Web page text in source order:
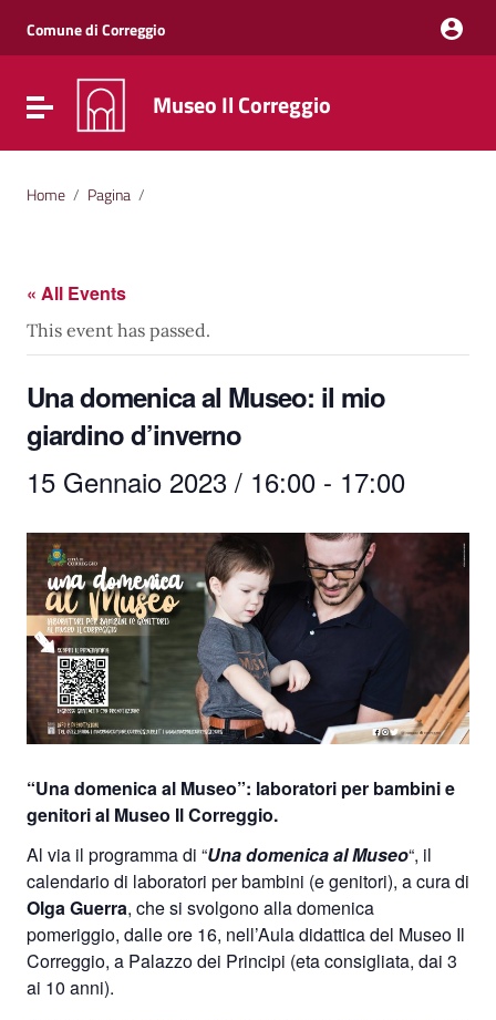
Vai al menu di navigazione
Vai al footer
Comune di Correggio
Attiva / disattiva la navigazione
Museo Il Correggio
Home / Pagina /
« All Events
This event has passed.
Una domenica al Museo: il mio
giardino d’inverno
15 Gennaio 2023 / 16:00 - 17:00
“Una domenica al Museo”: laboratori per bambini e
genitori al Museo Il Correggio.
Al via il programma di “Una domenica al Museo“, il
calendario di laboratori per bambini (e genitori), a cura di
Olga Guerra, che si svolgono alla domenica
pomeriggio, dalle ore 16, nell’Aula didattica del Museo Il
Correggio, a Palazzo dei Principi (eta consigliata, dai 3
ai 10 anni).